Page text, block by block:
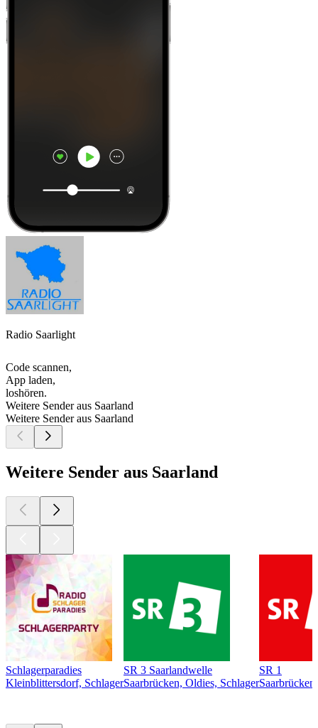
Radio Saarlight
Code scannen,
App laden,
loshören.
Weitere Sender aus Saarland
Weitere Sender aus Saarland
Weitere Sender aus Saarland
Schlagerparadies
Kleinblittersdorf, Schlager
SR 3 Saarlandwelle
Saarbrücken, Oldies, Schlager
SR 1